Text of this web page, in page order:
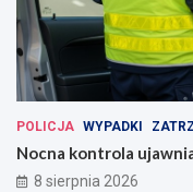
POLICJA WYPADKI
Nocna kontrola
8 sierpnia 2026